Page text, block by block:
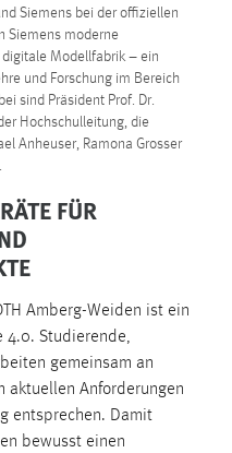
Siemens bei der offiziellen
Siemens moderne
Modellfabrik – ein
und Forschung im Bereich
sind Präsident Prof. Dr.
Hochschulleitung, die
Anheuser, Ramona Grosser
FÜR
Amberg-Weiden ist ein
4.0. Studierende,
gemeinsam an
aktuellen Anforderungen
entsprechen. Damit
bewusst einen
wird in diesem Cookie
ist.
Sprache der Website.